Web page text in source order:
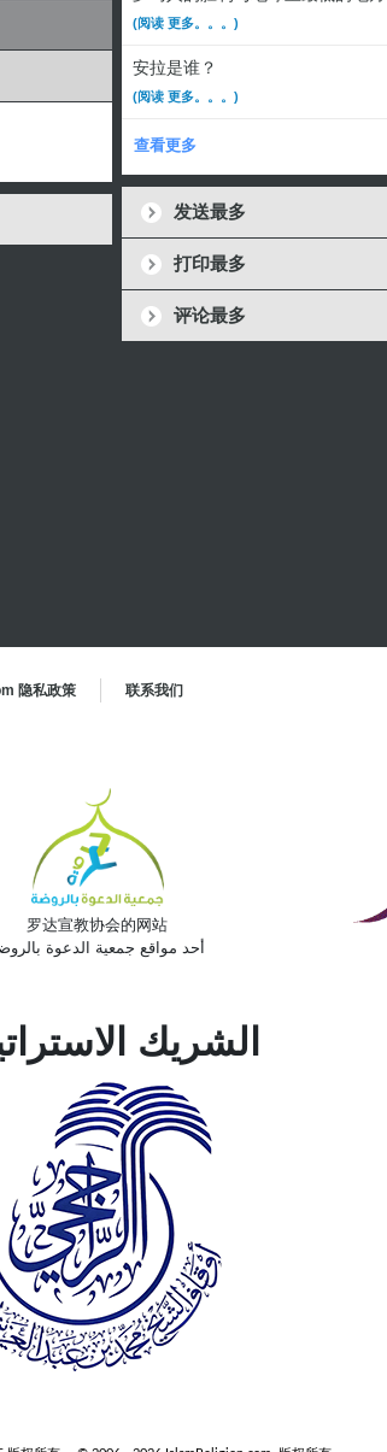
(阅读 更多。。。)
安拉是谁？
(阅读 更多。。。)
查看更多
发送最多
打印最多
评论最多
隐私政策 联系我们
罗达宣教协会的网站
أحد مواقع جمعية الدعوة
الشريك